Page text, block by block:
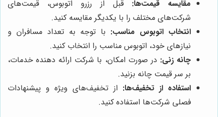
مقایسه قیمت‌ها: قبل از رزرو اتوبوس، قیمت‌های
شرکت‌های مختلف را با یکدیگر مقایسه کنید.
انتخاب اتوبوس مناسب: با توجه به تعداد مسافران و
نیازهای خود، اتوبوس مناسب را انتخاب کنید.
چانه زنی: در صورت امکان، با شرکت ارائه دهنده خدمات،
بر سر قیمت چانه بزنید.
استفاده از تخفیف‌ها: از تخفیف‌های ویژه و پیشنهادات
فصلی شرکت‌ها استفاده کنید.